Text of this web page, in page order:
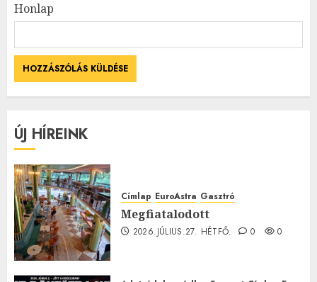
Honlap
ÚJ HÍREINK
Címlap EuroAstra Gasztró
Megfiatalodott
2026.JÚLIUS.27. HÉTFŐ. 0 0